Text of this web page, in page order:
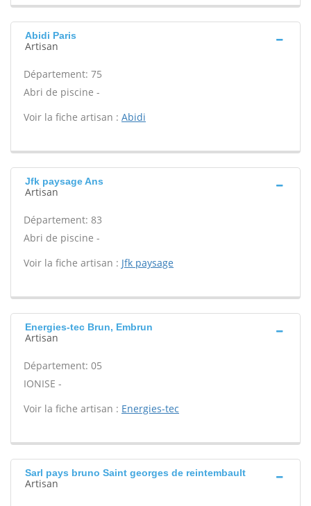
Abidi Paris
Artisan
Département: 75
Abri de piscine -
Voir la fiche artisan : Abidi
Jfk paysage Ans
Artisan
Département: 83
Abri de piscine -
Voir la fiche artisan : Jfk paysage
Energies-tec Brun, Embrun
Artisan
Département: 05
IONISE -
Voir la fiche artisan : Energies-tec
Sarl pays bruno Saint georges de reintembault
Artisan